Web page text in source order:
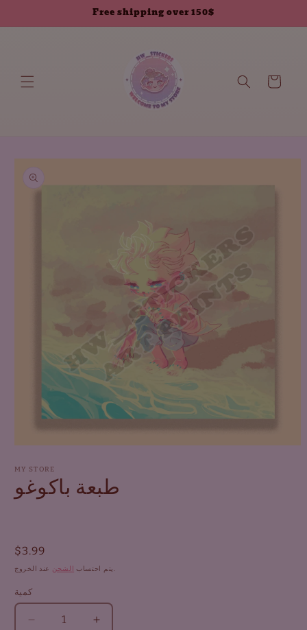
Free shipping over 150$
العربة
انتقل إلى
معلومات
المنتج
1
النافذة
المنبثقة
MY STORE
طبعة باكوغو
السعر
العادي
$3.99
يتم احتساب الشحن عند الخروج.
كمية
زيادة